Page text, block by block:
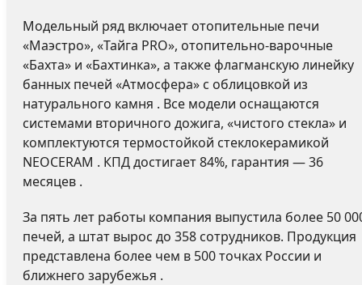
Модельный ряд включает отопительные печи
«Маэстро», «Тайга PRO», отопительно-варочные
«Бахта» и «Бахтинка», а также флагманскую линейку
банных печей «Атмосфера» с облицовкой из
натурального камня . Все модели оснащаются
системами вторичного дожига, «чистого стекла» и
комплектуются термостойкой стеклокерамикой
NEOCERAM . КПД достигает 84%, гарантия — 36
месяцев .
За пять лет работы компания выпустила более 50
печей, а штат вырос до 358 сотрудников. Продукция
представлена более чем в 500 точках России и
ближнего зарубежья .